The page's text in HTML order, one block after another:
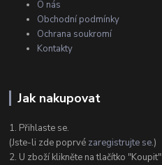
O nás
Obchodní podmínky
Ochrana soukromí
Kontakty
Jak nakupovat
1. Přihlaste se.
(Jste-li zde poprvé zaregistrujte se.)
2. U zboží klikněte na tlačítko "Koupit"